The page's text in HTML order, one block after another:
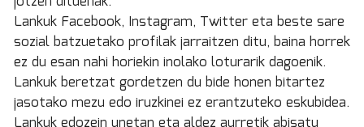
Lankuk Facebook, Instagram, Twitter eta beste sare
sozial batzuetako profilak jarraitzen ditu, baina horrek
ez du esan nahi horiekin inolako loturarik dagoenik.
Lankuk beretzat gordetzen du bide honen bitartez
jasotako mezu edo iruzkinei ez erantzuteko eskubidea.